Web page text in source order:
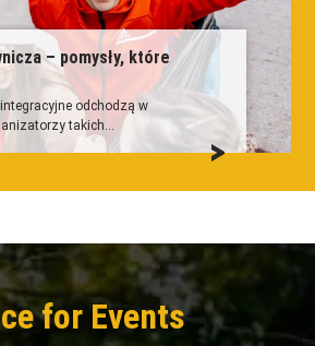
– pomysły, które
odchodzą w
takich...
for Events